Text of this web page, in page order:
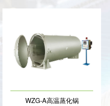
WZG-A高温蒸化锅